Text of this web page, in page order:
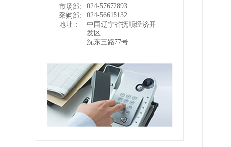
市场部:
024-57672893
采购部:
024-56615132
地址：
中国辽宁省抚顺经济开
发区
沈东三路77号